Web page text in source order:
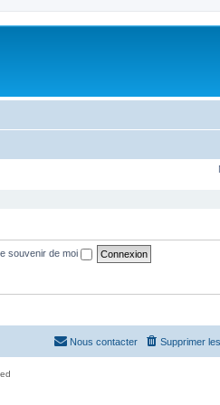
souvenir de moi
Supprimer
Nous contacter